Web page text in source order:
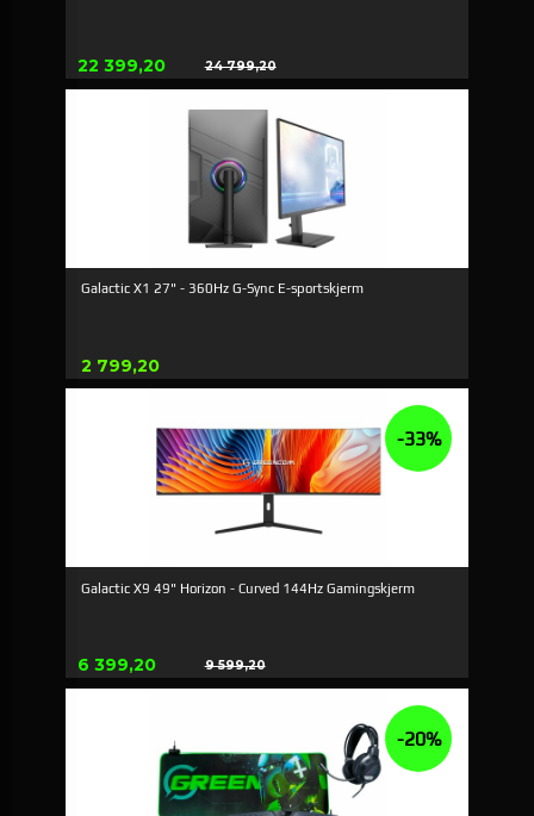
Erbjudande
22 399,20 24 799,20
Rabatt
Galactic X1 27" - 360Hz G-Sync E-sportskjerm
Pris
2 799,20
Galactic X9 49" Horizon - Curved 144Hz Gamingskjerm
Erbjudande
6 399,20 9 599,20
Rabatt
-33%
-20%